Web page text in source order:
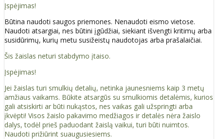
Įspėjimas!
Būtina naudoti saugos priemones. Nenaudoti eismo vietose.
Naudoti atsargiai, nes būtini įgūdžiai, siekiant išvengti kritimų arba
susidūrimų, kurių metu susižeistų naudotojas arba prašalaičiai.
Šis žaislas neturi stabdymo įtaiso.
Įspėjimas!
Jei žaislas turi smulkių detalių, netinka jaunesniems kaip 3 metų
amžiaus vaikams. Būkite atsargūs su smulkiomis detalėmis, kurios
gali atsiskirti ar būti nukąstos, nes vaikas gali užspringti arba
įkvėpti! Visos žaislо pakavimo medžiagos ir detalės nėra žaislo
dalys, todėl prieš paduodant žaislą vaikui, turi būti nuimtos.
Naudoti prižiūrint suaugusiesiems.